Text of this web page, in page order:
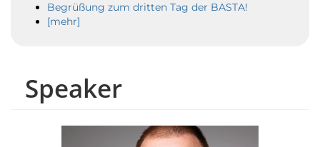
Speaker
Begrüßung zum dritten Tag der BASTA!
[mehr]